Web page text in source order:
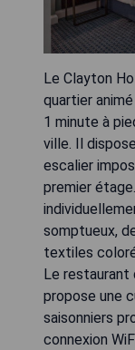
Le Clayton
quartier
1 minute à
ville. Il
escalier
premier
somptueux,
textiles
Le restaurant
propose une
saisonniers
connexion